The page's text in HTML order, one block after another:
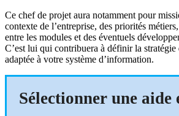
Ce chef de projet aura notamment pour
contexte de l’entreprise, des priorités
entre les modules et des éventuels
C’est lui qui contribuera à définir la
adaptée à votre système d’information.
Sélectionner une aide